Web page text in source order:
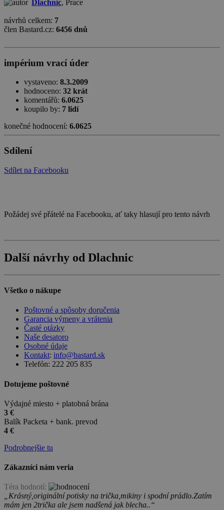
Dlachnic, Prace
návrhů celkem: 7
člen Bastard.cz: 6456 dnů
impérium vrací úder
vystaveno: 8.3.2009
hodnoceno: 32 krát
komentářů: 6.0625
koupilo by: 7 lidí
konečné hodnocení: 6.0625
Sdílení
Sdílet na Facebooku
Požádej své přátelé na Facebooku, ať taky hlasují pro tento návrh
Další návrhy od Dlachnic
Všetko o nákupe
Poštovné a spôsoby doručenia
Garancia výmeny a vrátenia
Časté otázky
Naše desatoro
Osobné údaje
Kontakt: info@bastard.sk
Telefón: 222 205 835
Dotujeme poštovné
Výdajné miesto + platobná brána
3 €
Balík Packeta + bank. prevod
4 €
Podrobnejšie tu
Zákazníci nám veria
Téra hodnotí:
„Krásný,originální potisky na trička,mikiny i spodní prádlo.Zatím
mám jen 2trička ale jsem nadšená jak blecha..“